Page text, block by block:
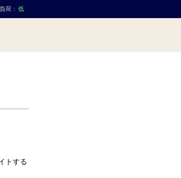
荷 : 低
トする